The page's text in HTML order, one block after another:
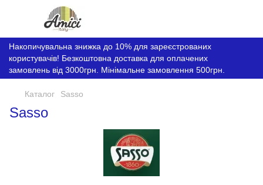
Накопичувальна знижка до 10% для зареєстрованих
користувачів! Безкоштовна доставка для оплачених
замовлень від 3000грн. Мінімальне замовлення 500грн.
Каталог Sasso
Sasso